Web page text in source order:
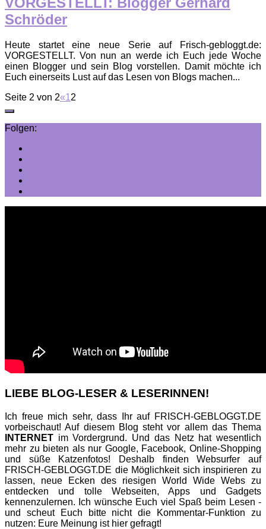
Schröder
Heute startet eine neue Serie auf Frisch-gebloggt.de:
VORGESTELLT. Von nun an werde ich Euch jede Woche
einen Blogger und sein Blog vorstellen. Damit möchte ich
Euch einerseits Lust auf das Lesen von Blogs machen...
Seite 2 von 2«12
Folgen:
LIEBE BLOG-LESER & LESERINNEN!
Ich freue mich sehr, dass Ihr auf FRISCH-GEBLOGGT.DE
vorbeischaut! Auf diesem Blog steht vor allem das Thema
INTERNET im Vordergrund. Und das Netz hat wesentlich
mehr zu bieten als nur Google, Facebook, Online-Shopping
und süße Katzenfotos! Deshalb finden Websurfer auf
FRISCH-GEBLOGGT.DE die Möglichkeit sich inspirieren zu
lassen, neue Ecken des riesigen World Wide Webs zu
entdecken und tolle Webseiten, Apps und Gadgets
kennenzulernen. Ich wünsche Euch viel Spaß beim Lesen -
und scheut Euch bitte nicht die Kommentar-Funktion zu
nutzen: Eure Meinung ist hier gefragt!